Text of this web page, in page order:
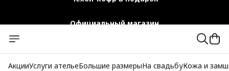
Бесплатная доставка при заказе от 10 000 руб.
АкцииУслуги ательеБольшие размерыНа свадьбуКожа и